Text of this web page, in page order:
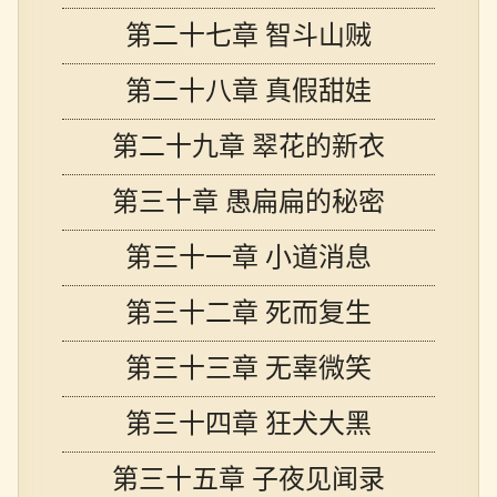
第二十七章 智斗山贼
第二十八章 真假甜娃
第二十九章 翠花的新衣
第三十章 愚扁扁的秘密
第三十一章 小道消息
第三十二章 死而复生
第三十三章 无辜微笑
第三十四章 狂犬大黑
第三十五章 子夜见闻录